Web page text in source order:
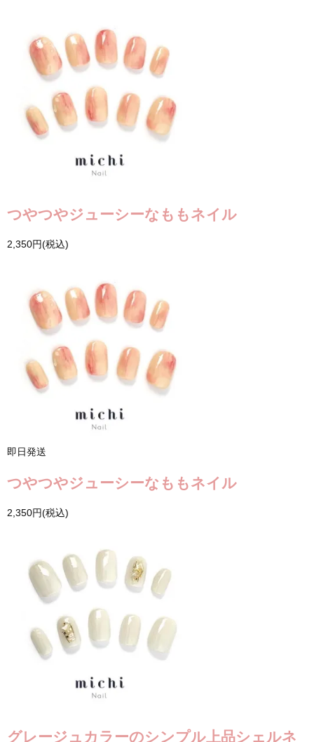
つやつやジューシーなももネイル
2,350円(税込)
即日発送
つやつやジューシーなももネイル
2,350円(税込)
グレージュカラーのシンプル上品シェルネ